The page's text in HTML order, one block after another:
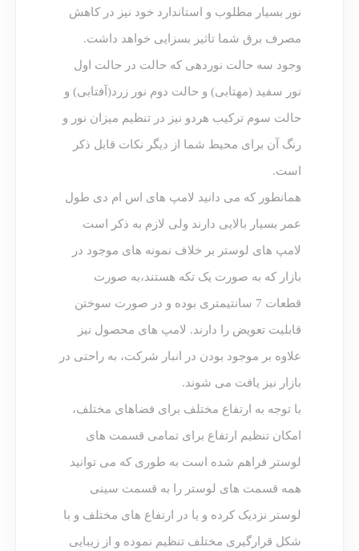
نور بسیار مطلوب و استاندارد خود نیز در کاهش
مصرف برق شما تاثیر بسزایی خواهد داشت.
وجود سه حالت نوردهی که حالت در حالت اول
نور سفید (مهتابی) و حالت دوم نور زرد(آفتابی) و
حالت سوم ترکیب هردو نیز در تنظیم میزان نور و
رنگ آن برای محیط شما از دیگر نکات قابل ذکر
است.
همانطور که می دانید لامپ های اس ام دی طول
عمر بسیار بالایی دارند ولی لازم به ذکر است
لامپ های لوستر بر خلاف نمونه های موجود در
بازار که به صورت یک تکه هستند،به صورت
قطعات 7 سانتیمتری بوده و در صورت سوختن
قابلیت تعویض را دارند. لامپ های محصول نیز
علاوه بر موجود بودن در انبار شرکت، به راحتی در
بازار نیز یافت می شوند.
با توجه به ارتفاع مختلف برای فضاهای مختلف،
امکان تنظیم ارتفاع برای تمامی قسمت های
لوستر فراهم شده است به طوری که می توانید
همه قسمت های لوستر را به قسمت سینی
لوستر نزدیک کرده و یا در ارتفاع های مختلف و با
شکل قرارگیری مختلف تنظیم نموده و از زیبایی